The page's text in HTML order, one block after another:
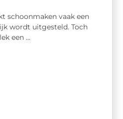
schoonmaken vaak een
wordt uitgesteld. Toch
een ...